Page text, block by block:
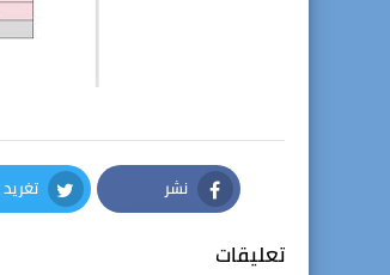
نشر
Facebook
تغريد
Twitter
تعليقات